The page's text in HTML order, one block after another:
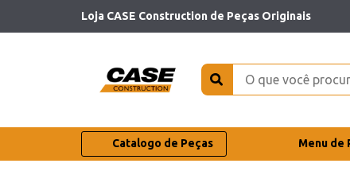
Loja CASE Construction de Peças Originais
Catalogo de Peças Menu de